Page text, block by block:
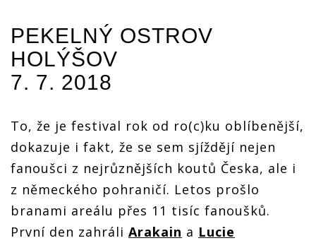
Heep,
Harlej si
přizval
symfoniky
dorazili
Uriah
Heep,
Harlej si
přizval
dorazili
Uriah
PEKELNÝ OSTROV
HOLÝŠOV
7. 7. 2018
To, že je festival rok od ro(c)ku oblíbenější,
dokazuje i fakt, že se sem sjíždějí nejen
fanoušci z nejrůznějších koutů Česka, ale i
z německého pohraničí. Letos prošlo
branami areálu přes 11 tisíc fanoušků.
První den zahráli Arakain a Lucie